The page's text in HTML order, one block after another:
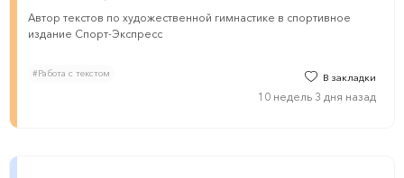
Автор текстов по художественной гимнастике в спортивное
издание Спорт-Экспресс
#Работа с текстом В закладки
10 недель 3 дня назад